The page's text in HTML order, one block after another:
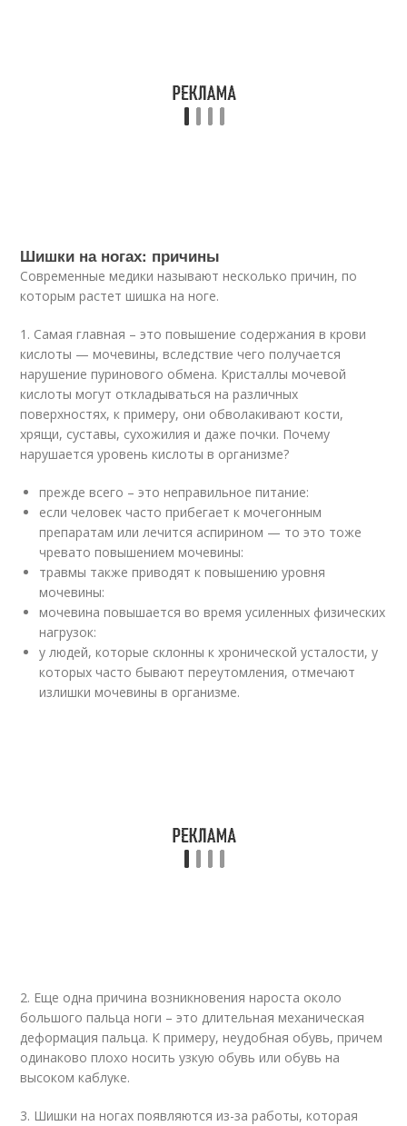
Шишки на ногах: причины
Современные медики называют несколько причин, по
которым растет шишка на ноге.
1. Самая главная – это повышение содержания в крови
кислоты — мочевины, вследствие чего получается
нарушение пуринового обмена. Кристаллы мочевой
кислоты могут откладываться на различных
поверхностях, к примеру, они обволакивают кости,
хрящи, суставы, сухожилия и даже почки. Почему
нарушается уровень кислоты в организме?
прежде всего – это неправильное питание:
если человек часто прибегает к мочегонным
препаратам или лечится аспирином — то это тоже
чревато повышением мочевины:
травмы также приводят к повышению уровня
мочевины:
мочевина повышается во время усиленных физических
нагрузок:
у людей, которые склонны к хронической усталости, у
которых часто бывают переутомления, отмечают
излишки мочевины в организме.
2. Еще одна причина возникновения нароста около
большого пальца ноги – это длительная механическая
деформация пальца. К примеру, неудобная обувь, причем
одинаково плохо носить узкую обувь или обувь на
высоком каблуке.
3. Шишки на ногах появляются из-за работы, которая